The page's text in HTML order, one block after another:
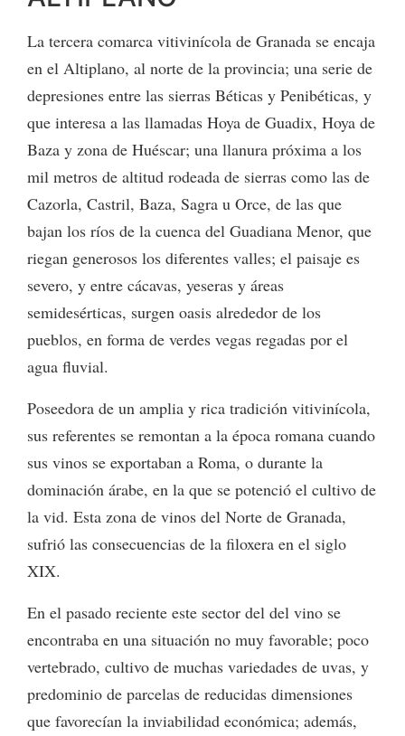
La tercera comarca vitivinícola de Granada se encaja
en el Altiplano, al norte de la provincia; una serie de
depresiones entre las sierras Béticas y Penibéticas, y
que interesa a las llamadas Hoya de Guadix, Hoya de
Baza y zona de Huéscar; una llanura próxima a los
mil metros de altitud rodeada de sierras como las de
Cazorla, Castril, Baza, Sagra u Orce, de las que
bajan los ríos de la cuenca del Guadiana Menor, que
riegan generosos los diferentes valles; el paisaje es
severo, y entre cácavas, yeseras y áreas
semidesérticas, surgen oasis alrededor de los
pueblos, en forma de verdes vegas regadas por el
agua fluvial.
Poseedora de un amplia y rica tradición vitivinícola,
sus referentes se remontan a la época romana cuando
sus vinos se exportaban a Roma, o durante la
dominación árabe, en la que se potenció el cultivo de
la vid. Esta zona de vinos del Norte de Granada,
sufrió las consecuencias de la filoxera en el siglo
XIX.
En el pasado reciente este sector del del vino se
encontraba en una situación no muy favorable; poco
vertebrado, cultivo de muchas variedades de uvas, y
predominio de parcelas de reducidas dimensiones
que favorecían la inviabilidad económica; además,